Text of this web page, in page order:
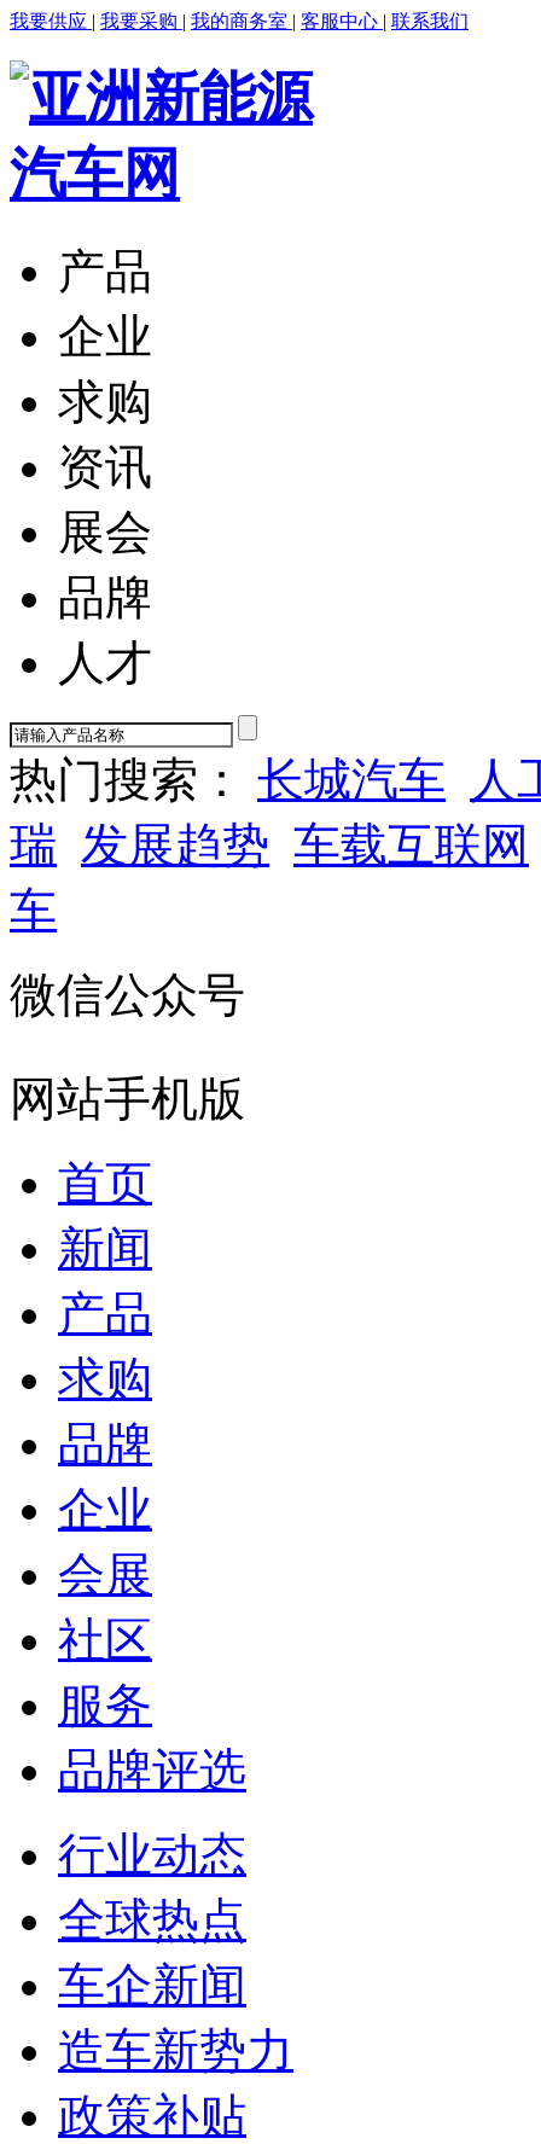
我要供应 | 我要采购 | 我的商务室 | 客服中心 | 联系我们
产品
企业
求购
资讯
展会
品牌
人才
热门搜索： 长城汽车
人
瑞 发展趋势 车载互联网
车
微信公众号
网站手机版
首页
新闻
产品
求购
品牌
企业
会展
社区
服务
品牌评选
行业动态
全球热点
车企新闻
造车新势力
政策补贴